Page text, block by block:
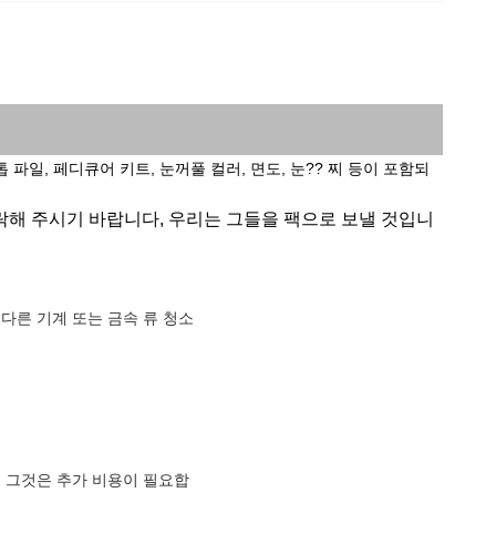
일, 페디큐어 키트, 눈꺼풀 컬러, 면도, 눈?? 찌 등이 포함되
해 주시기 바랍니다, 우리는 그들을 팩으로 보낼 것입니
른 기계 또는 금속 류 청소
것은 추가 비용이 필요합